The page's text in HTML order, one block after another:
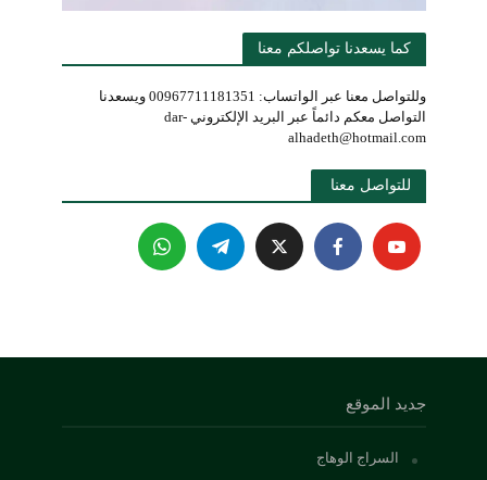
كما يسعدنا تواصلكم معنا
وللتواصل معنا عبر الواتساب: 00967711181351 ويسعدنا
التواصل معكم دائماً عبر البريد الإلكتروني dar-
alhadeth@hotmail.com
للتواصل معنا
جديد الموقع
السراج الوهاج